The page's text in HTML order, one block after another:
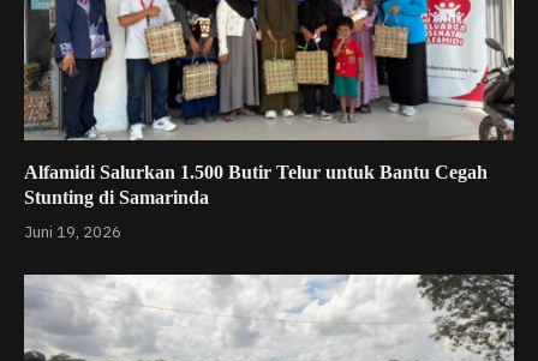
Alfamidi Salurkan 1.500 Butir Telur untuk Bantu Cegah
Stunting di Samarinda
Juni 19, 2026